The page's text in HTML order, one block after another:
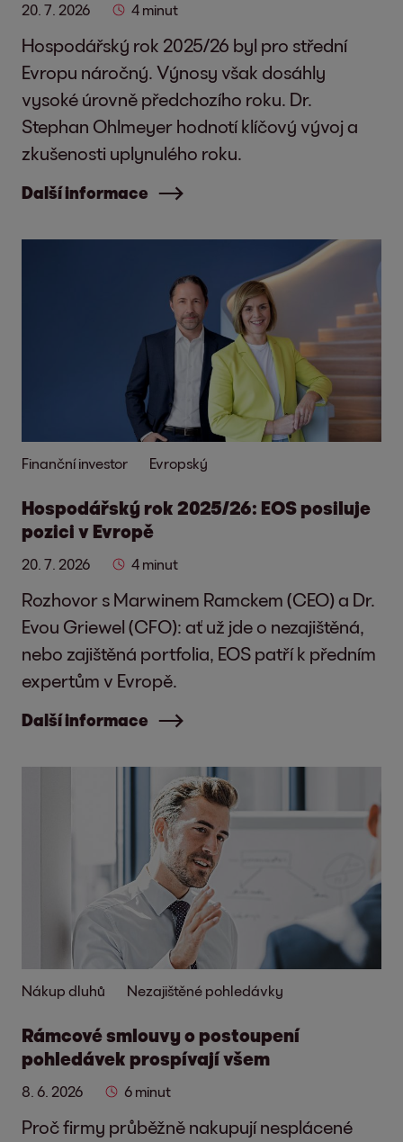
20. 7. 2026 4 minut
Hospodářský rok 2025/26 byl pro střední
Evropu náročný. Výnosy však dosáhly
vysoké úrovně předchozího roku. Dr.
Stephan Ohlmeyer hodnotí klíčový vývoj a
zkušenosti uplynulého roku.
Další informace
Finanční investor Evropský
Hospodářský rok 2025/26: EOS posiluje
pozici v Evropě
20. 7. 2026 4 minut
Rozhovor s Marwinem Ramckem (CEO) a Dr.
Evou Griewel (CFO): ať už jde o nezajištěná,
nebo zajištěná portfolia, EOS patří k předním
expertům v Evropě.
Další informace
Nákup dluhů Nezajištěné pohledávky
Rámcové smlouvy o postoupení
pohledávek prospívají všem
8. 6. 2026 6 minut
Proč firmy průběžně nakupují nesplácené